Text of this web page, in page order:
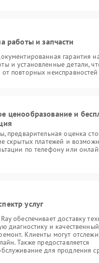
работы и запчасти
гарантия
и установленные детали,
повторных неисправностей
ценообразование и
предварительная оценка
скрытых платежей и
по телефону или
услуг
обеспечивает доставку
диагностику и
Клиенты могут
Также предоставляется
для продления